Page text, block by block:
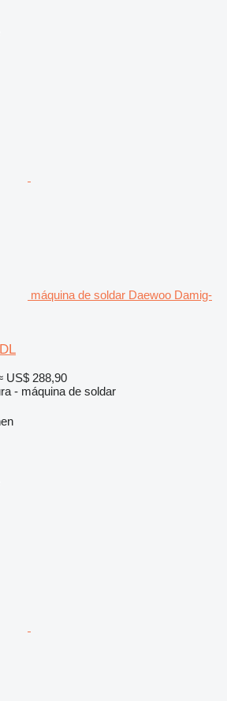
máquina de soldar Daewoo Damig-
US$ 288,90
- máquina de soldar